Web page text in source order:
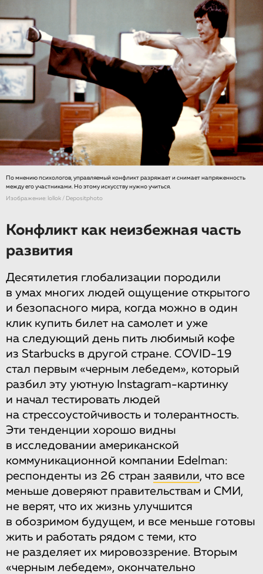
По мнению психологов, управляемый конфликт разряжает и снимает напряженность
между его участниками. Но этому искусству нужно учиться.
Изображение: lollok / Depositphoto
Конфликт как неизбежная часть
развития
Десятилетия глобализации породили
в умах многих людей ощущение открытого
и безопасного мира, когда можно в один
клик купить билет на самолет и уже
на следующий день пить любимый кофе
из Starbucks в другой стране. COVID-19
стал первым «черным лебедем», который
разбил эту уютную Instagram-картинку
и начал тестировать людей
на стрессоустойчивость и толерантность.
Эти тенденции хорошо видны
в исследовании американской
коммуникационной компании Edelman:
респонденты из 26 стран заявили, что все
меньше доверяют правительствам и СМИ,
не верят, что их жизнь улучшится
в обозримом будущем, и все меньше готовы
жить и работать рядом с теми, кто
не разделяет их мировоззрение. Вторым
«черным лебедем», окончательно